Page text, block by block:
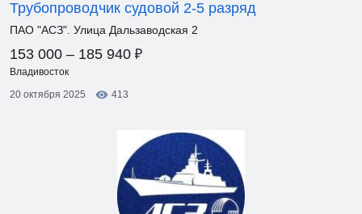
Трубопроводчик судовой 2-5 разряд
ПАО "АСЗ". Улица Дальзаводская 2
153 000 – 185 940 ₽
Владивосток
20 октября 2025
413